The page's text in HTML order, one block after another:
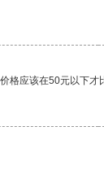
格应该在50元以下才